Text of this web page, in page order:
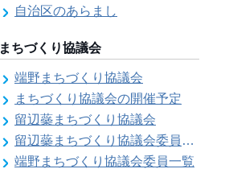
自治区のあらまし
まちづくり協議会
端野まちづくり協議会
まちづくり協議会の開催予定
留辺蘂まちづくり協議会
留辺蘂まちづくり協議会委員一覧
端野まちづくり協議会委員一覧